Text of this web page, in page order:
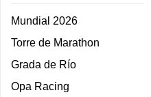
Mundial 2026
Torre de Marathon
Grada de Río
Opa Racing